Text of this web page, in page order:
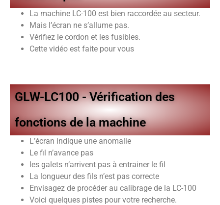
La machine LC-100 est bien raccordée au secteur.
Mais l’écran ne s’allume pas.
Vérifiez le cordon et les fusibles.
Cette vidéo est faite pour vous
GLW-LC100 - Vérification des
fonctions de la machine
L’écran indique une anomalie
Le fil n’avance pas
les galets n’arrivent pas à entrainer le fil
La longueur des fils n’est pas correcte
Envisagez de procéder au calibrage de la LC-100
Voici quelques pistes pour votre recherche.